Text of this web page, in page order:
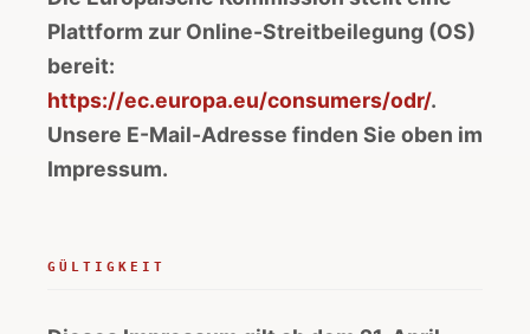
Plattform zur Online-Streitbeilegung (OS)
bereit:
https://ec.europa.eu/consumers/odr/.
Unsere E-Mail-Adresse finden Sie oben im
Impressum.
GÜLTIGKEIT